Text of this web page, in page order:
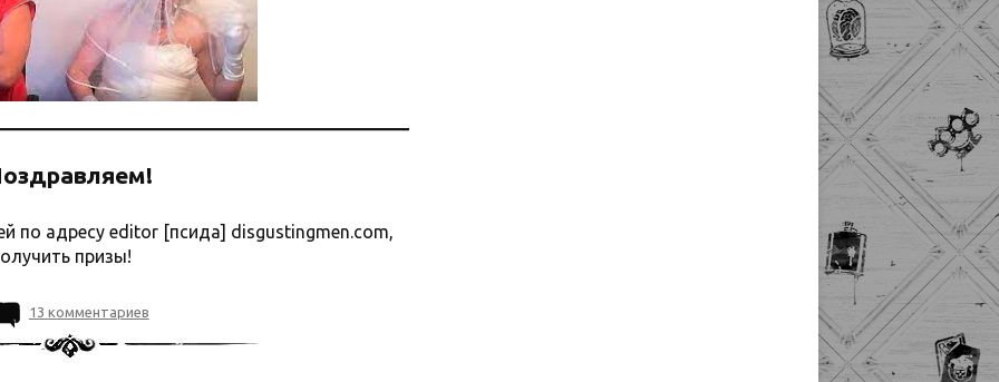
по адресу editor [псида] disgustingmen.com,
призы!
13 комментариев